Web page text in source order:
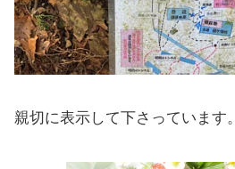
親切に表示して下さっています。